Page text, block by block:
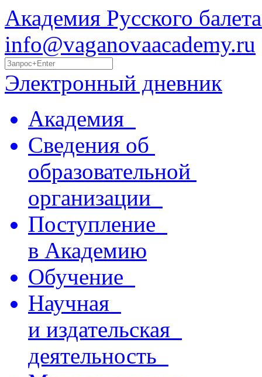
Академия Русского
info@vaganovaacademy.ru
Электронный дневник
Академия
Сведения об
образовательной
организации
Поступление
в Академию
Обучение
Научная
и издательская
деятельность